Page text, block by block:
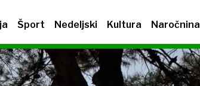
Šport Nedeljski Kultura Naročnina